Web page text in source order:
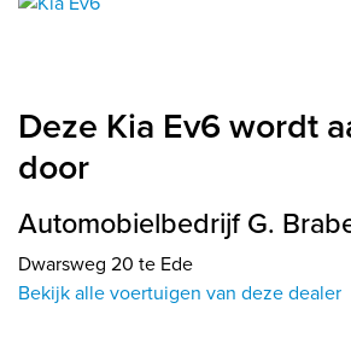
Deze Kia Ev6 wordt
door
Automobielbedrijf G.
Dwarsweg 20 te Ede
Bekijk alle voertuigen van deze dealer